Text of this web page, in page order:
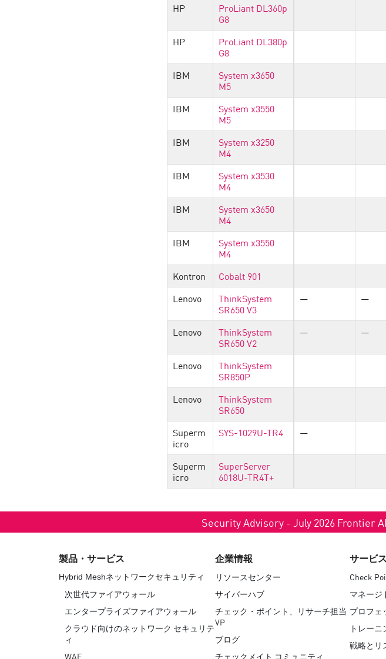
HP
ProLiant DL360p
G8
HP
ProLiant DL380p
G8
IBM
System x3650
M5
IBM
System x3550
M5
IBM
System x3250
M4
IBM
System x3530
M4
IBM
System x3650
M4
IBM
System x3550
M4
Kontron
Cobalt 901
Lenovo
ThinkSystem
SR650 V3
— —
Lenovo ThinkSystem
SR650 V2
— —
Lenovo ThinkSystem
SR850P
Lenovo
ThinkSystem
SR650
Superm
icro
SYS-1029U-TR4 —
Superm
icro
SuperServer
6018U-TR4T+
Security Advisory - July 2026 Frontier
製品・サービス
Hybrid Meshネットワークセキュリティ
次世代ファイアウォール
エンタープライズファイアウォール
クラウド向けのネットワーク セキュリテ
ィ
WAF
企業情報
リソースセンター
サイバーハブ
チェック・ポイント、リサーチ担当
VP
ブログ
チェックメイト コミュニティ
サービ
Check
マネージ
プロフェ
トレー
戦略とリ